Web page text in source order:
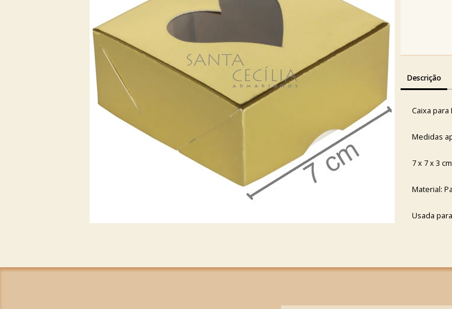
Descrição
Caixa para
Medidas
7 x 7 x 3
Material:
Usada